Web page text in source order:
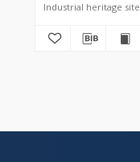
Industrial heritage site